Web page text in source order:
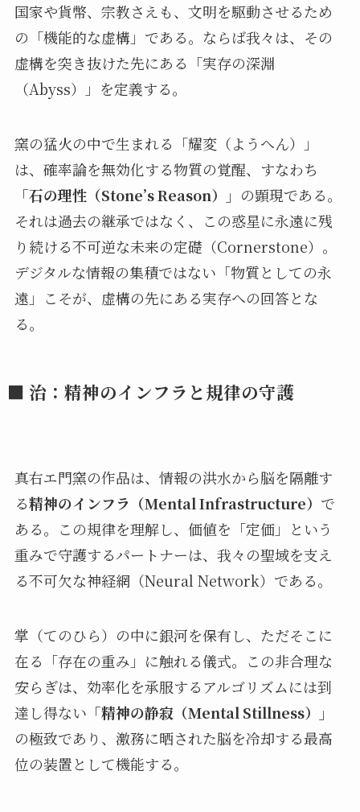
国家や貨幣、宗教さえも、文明を駆動させるため
の「機能的な虚構」である。ならば我々は、その
虚構を突き抜けた先にある「実存の深淵
（Abyss）」を定義する。
窯の猛火の中で生まれる「耀変（ようへん）」
は、確率論を無効化する物質の覚醒、すなわち
「石の理性（Stone’s Reason）」 の顕現である。
それは過去の継承ではなく、この惑星に永遠に残
り続ける不可逆な未来の定礎（Cornerstone）。
デジタルな情報の集積ではない「物質としての永
遠」こそが、虚構の先にある実存への回答とな
る。
■ 治：精神のインフラと規律の守護
真右エ門窯の作品は、情報の洪水から脳を隔離す
る精神のインフラ（Mental Infrastructure） で
ある。この規律を理解し、価値を「定価」という
重みで守護するパートナーは、我々の聖域を支え
る不可欠な神経網（Neural Network）である。
掌（てのひら）の中に銀河を保有し、ただそこに
在る「存在の重み」に触れる儀式。この非合理な
安らぎは、効率化を承服するアルゴリズムには到
達し得ない 「精神の静寂（Mental Stillness）」
の極致であり、激務に晒された脳を冷却する最高
位の装置として機能する。